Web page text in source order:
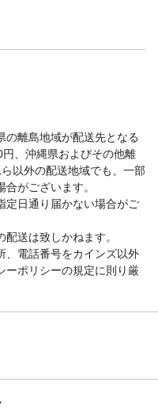
の離島地域が配送先となる
、沖縄県およびその他離
以外の配送地域でも、一部
がございます。
定日通り届かない場合がご
送は致しかねます。
、電話番号をカインズ以外
ーポリシーの規定に則り厳